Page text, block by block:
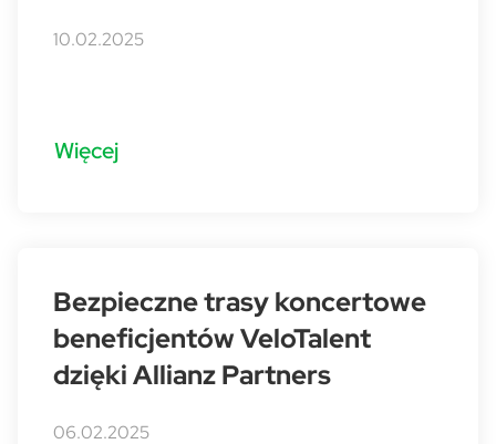
10.02.2025
Więcej
Bezpieczne trasy koncertowe
beneficjentów VeloTalent
dzięki Allianz Partners
06.02.2025